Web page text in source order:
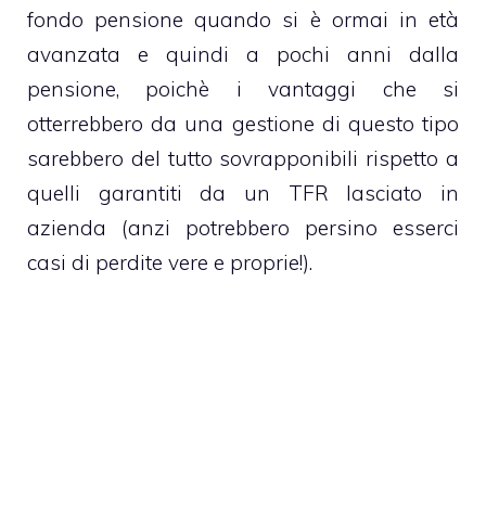
fondo pensione quando si è ormai in età
avanzata e quindi a pochi anni dalla
pensione, poichè i vantaggi che si
otterrebbero da una gestione di questo tipo
sarebbero del tutto sovrapponibili rispetto a
quelli garantiti da un TFR lasciato in
azienda (anzi potrebbero persino esserci
casi di perdite vere e proprie!).